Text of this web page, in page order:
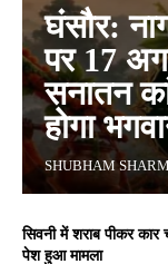
घंसौर:
पर 17
सनातन
होगा
SHUBHAM
सिवनी में शराब पीकर
पेश हुआ मामला